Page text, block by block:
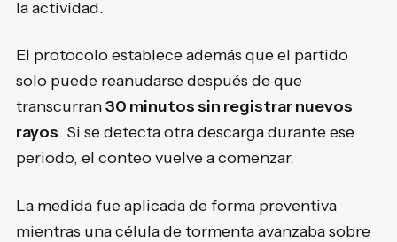
la actividad.
El protocolo establece además que el partido
solo puede reanudarse después de que
transcurran30 minutos sin registrar nuevos
rayos. Si se detecta otra descarga durante ese
periodo, el conteo vuelve a comenzar.
La medida fue aplicada de forma preventiva
mientras una célula de tormenta avanzaba sobre